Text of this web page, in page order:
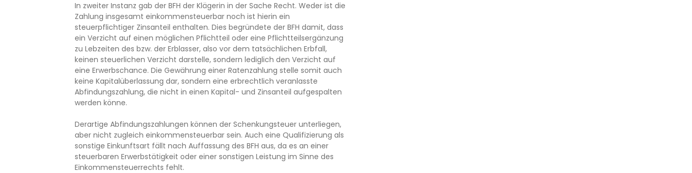
In zweiter Instanz gab der BFH der Klägerin in der Sache Recht. Weder ist die
Zahlung insgesamt einkommensteuerbar noch ist hierin ein
steuerpflichtiger Zinsanteil enthalten. Dies begründete der BFH damit, dass
ein Verzicht auf einen möglichen Pflichtteil oder eine Pflichtteilsergänzung
zu Lebzeiten des bzw. der Erblasser, also vor dem tatsächlichen Erbfall,
keinen steuerlichen Verzicht darstelle, sondern lediglich den Verzicht auf
eine Erwerbschance. Die Gewährung einer Ratenzahlung stelle somit auch
keine Kapitalüberlassung dar, sondern eine erbrechtlich veranlasste
Abfindungszahlung, die nicht in einen Kapital- und Zinsanteil aufgespalten
werden könne.
Derartige Abfindungszahlungen können der Schenkungsteuer unterliegen,
aber nicht zugleich einkommensteuerbar sein. Auch eine Qualifizierung als
sonstige Einkunftsart fällt nach Auffassung des BFH aus, da es an einer
steuerbaren Erwerbstätigkeit oder einer sonstigen Leistung im Sinne des
Einkommensteuerrechts fehlt.